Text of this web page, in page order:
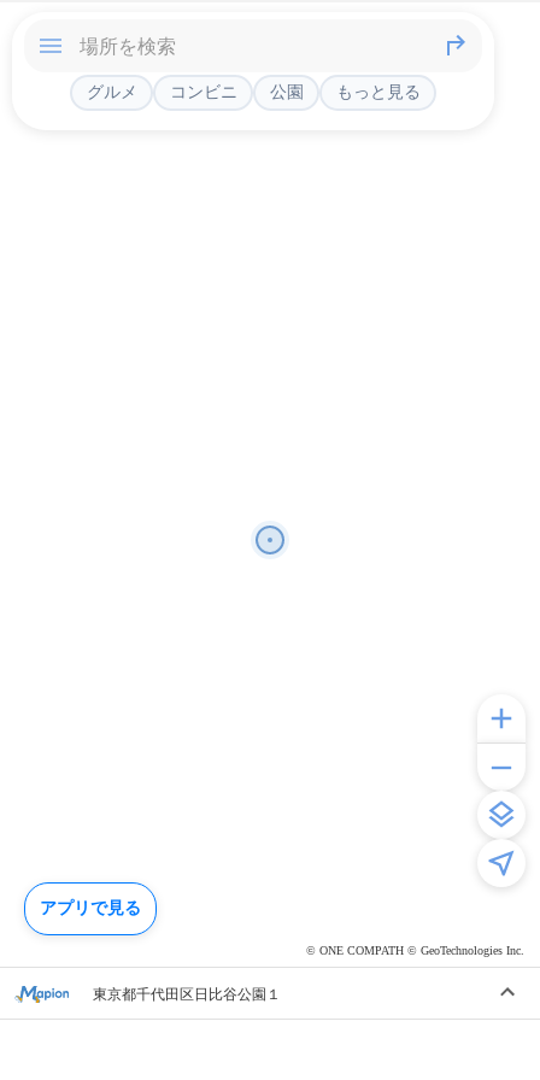
© ONE COMPATH © GeoTechnologies Inc.
グルメ コンビニ 公園 もっと見る
東京都千代田区日比谷公園１
アプリで見る